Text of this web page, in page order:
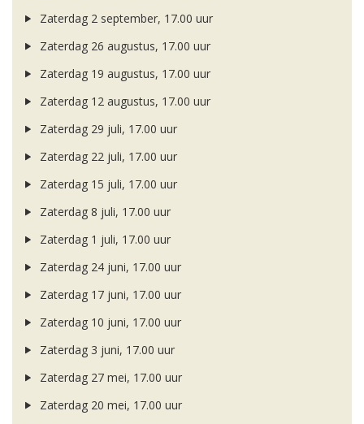
Zaterdag 2 september, 17.00 uur
Zaterdag 26 augustus, 17.00 uur
Zaterdag 19 augustus, 17.00 uur
Zaterdag 12 augustus, 17.00 uur
Zaterdag 29 juli, 17.00 uur
Zaterdag 22 juli, 17.00 uur
Zaterdag 15 juli, 17.00 uur
Zaterdag 8 juli, 17.00 uur
Zaterdag 1 juli, 17.00 uur
Zaterdag 24 juni, 17.00 uur
Zaterdag 17 juni, 17.00 uur
Zaterdag 10 juni, 17.00 uur
Zaterdag 3 juni, 17.00 uur
Zaterdag 27 mei, 17.00 uur
Zaterdag 20 mei, 17.00 uur